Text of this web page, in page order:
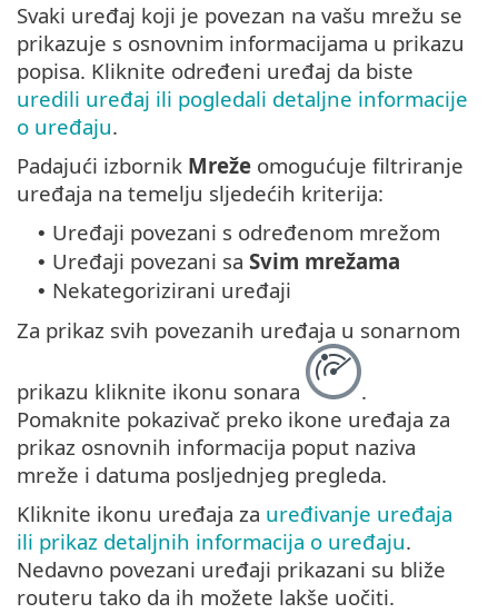
Svaki uređaj koji je povezan na vašu mrežu se
prikazuje s osnovnim informacijama u prikazu
popisa. Kliknite određeni uređaj da biste
uredili uređaj ili pogledali detaljne informacije
o uređaju.
Padajući izbornik Mreže omogućuje filtriranje
uređaja na temelju sljedećih kriterija:
• Uređaji povezani s određenom mrežom
• Uređaji povezani sa Svim mrežama
• Nekategorizirani uređaji
Za prikaz svih povezanih uređaja u sonarnom
prikazu kliknite ikonu sonara
.
Pomaknite pokazivač preko ikone uređaja za
prikaz osnovnih informacija poput naziva
mreže i datuma posljednjeg pregleda.
Kliknite ikonu uređaja za uređivanje uređaja
ili prikaz detaljnih informacija o uređaju.
Nedavno povezani uređaji prikazani su bliže
routeru tako da ih možete lakše uočiti.